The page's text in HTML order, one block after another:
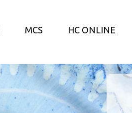
MCS HC ONLINE